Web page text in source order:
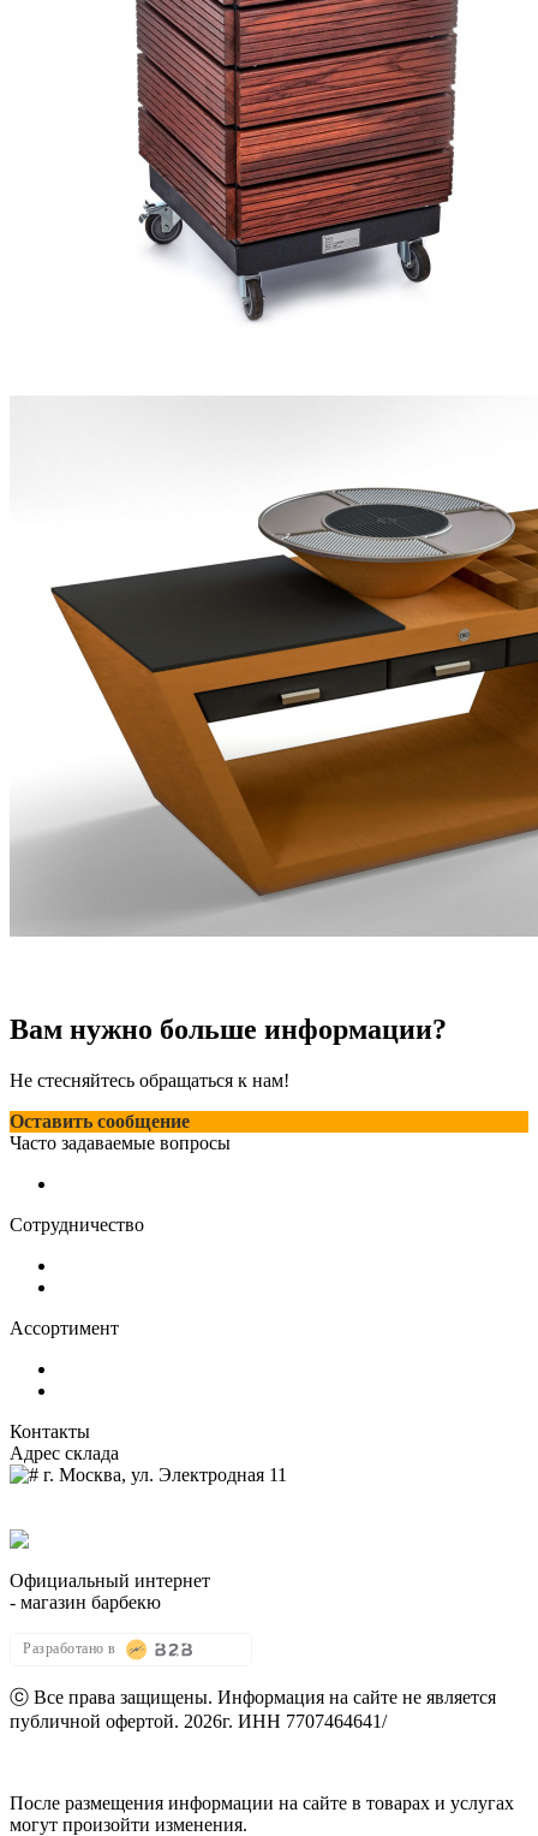
Вам нужно больше информации?
Не стесняйтесь обращаться к нам!
Оставить сообщение
Часто задаваемые вопросы
Сотрудничество
Ассортимент
Контакты
Адрес склада
г. Москва, ул. Электродная 11
Официальный интернет
- магазин барбекю
Разработано в
ⓒ Все права защищены. Информация на сайте не является
публичной офертой. 2026г. ИНН 7707464641/
После размещения информации на сайте в товарах и услугах
могут произойти изменения.